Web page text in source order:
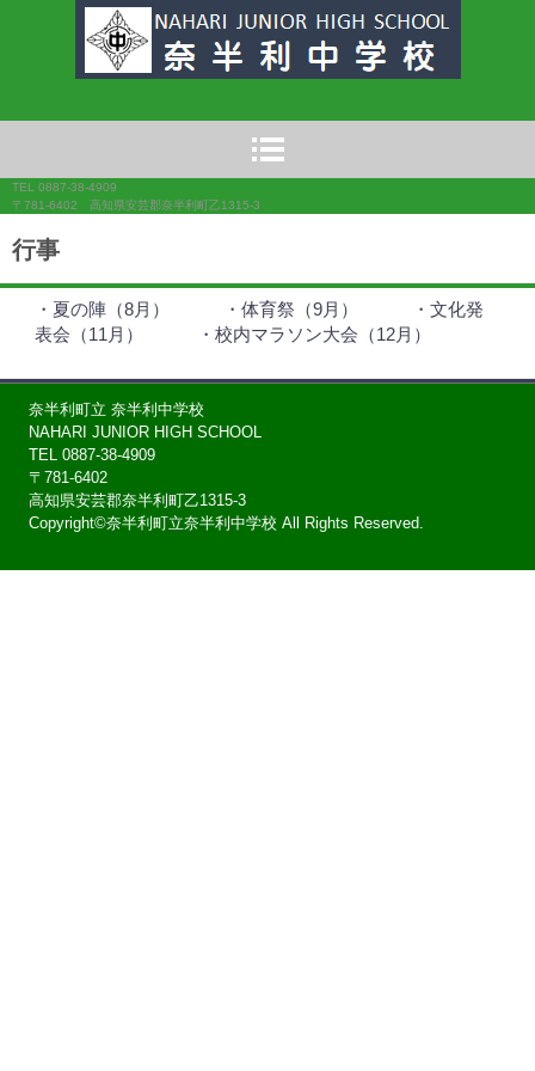
TEL 0887-38-4909
〒781-6402 高知県安芸郡奈半利町乙1315-3
行事
・夏の陣（8月） ・体育祭（9月）
・文化発
表会（11月）
・校内マラソン大会（12月）
奈半利町立 奈半利中学校
NAHARI JUNIOR HIGH SCHOOL
TEL 0887-38-4909
〒781-6402
高知県安芸郡奈半利町乙1315-3
Copyright©奈半利町立奈半利中学校 All Rights Reserved.